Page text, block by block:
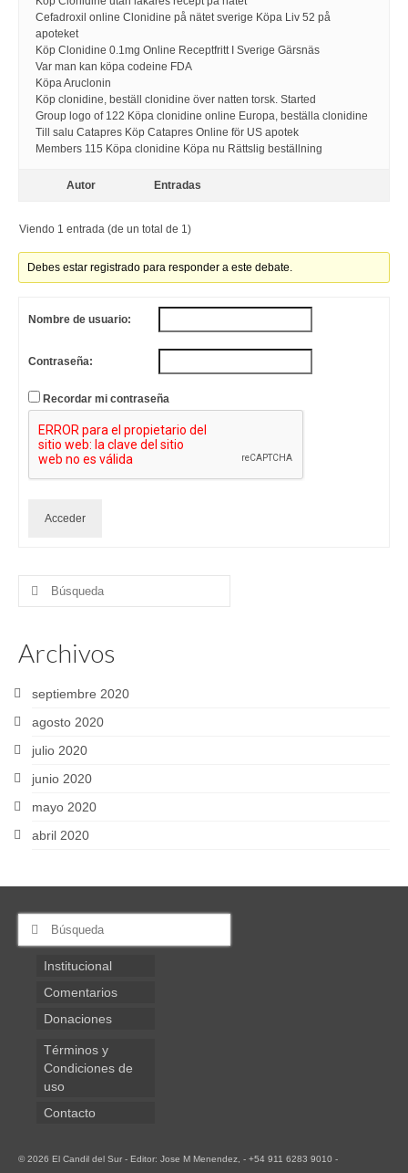
Cefadroxil online Clonidine på nätet sverige Köpa Liv 52 på
apoteket
Köp Clonidine 0.1mg Online Receptfritt I Sverige Gärsnäs
Var man kan köpa codeine FDA
Köpa Aruclonin
Köp clonidine, beställ clonidine över natten torsk. Started
Group logo of 122 Köpa clonidine online Europa, beställa clonidine
Till salu Catapres Köp Catapres Online för US apotek
Members 115 Köpa clonidine Köpa nu Rättslig beställning
Autor Entradas
Viendo 1 entrada (de un total de 1)
Debes estar registrado para responder a este debate.
Nombre de usuario:
Contraseña:
Recordar mi contraseña
Acceder
Buscar
Archivos
septiembre 2020
agosto 2020
julio 2020
junio 2020
mayo 2020
abril 2020
Buscar
Institucional
Comentarios
Donaciones
Términos y
Condiciones de
uso
Contacto
© 2026 El Candil del Sur - Editor: Jose M Menendez, - +54 911 6283 9010 -